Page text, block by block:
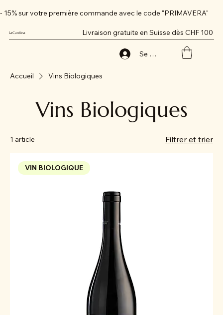
Se connecter
Livraison gratuite en Suisse dès CHF 100
LaCantina
- 15% sur votre première commande avec le code "PRIMAVERA"
Accueil Vins Biologiques
Vins Biologiques
1 article Filtrer et trier
VIN BIOLOGIQUE